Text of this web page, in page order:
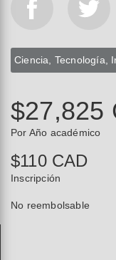
Ciencia, Tecnología,
$27,825
Por Año académico
$110 CAD
Inscripción
No reembolsable